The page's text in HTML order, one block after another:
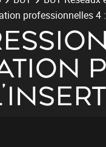
professionnelles 4